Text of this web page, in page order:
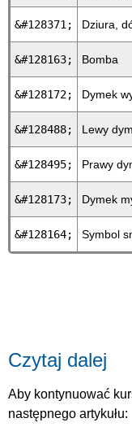
&#128371; Dziura,
&#128163; Bomba
&#128172; Dymek
&#128488; Lewy
&#128495; Prawy
&#128173; Dymek
&#128164; Symbol
Czytaj dalej
Aby kontynuować
następnego artykułu: